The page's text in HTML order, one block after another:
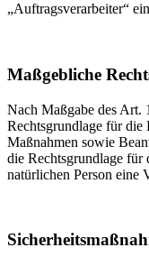
„Auftragsverarbeiter“
Maßgebliche
Nach Maßgabe des Art.
Rechtsgrundlage für
Maßnahmen sowie
die Rechtsgrundlage für
natürlichen Person eine